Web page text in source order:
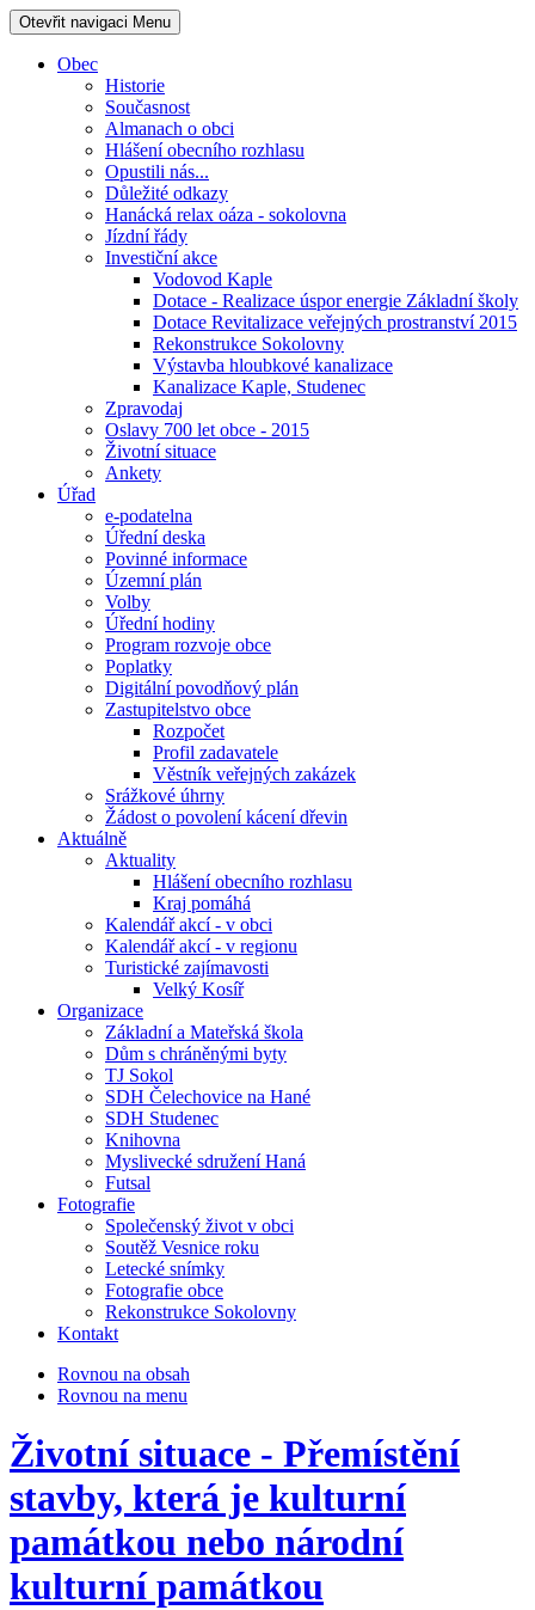
Otevřit navigaci Menu
Obec
Historie
Současnost
Almanach o obci
Hlášení obecního rozhlasu
Opustili nás...
Důležité odkazy
Hanácká relax oáza - sokolovna
Jízdní řády
Investiční akce
Vodovod Kaple
Dotace - Realizace úspor energie Základní školy
Dotace Revitalizace veřejných prostranství 2015
Rekonstrukce Sokolovny
Výstavba hloubkové kanalizace
Kanalizace Kaple, Studenec
Zpravodaj
Oslavy 700 let obce - 2015
Životní situace
Ankety
Úřad
e-podatelna
Úřední deska
Povinné informace
Územní plán
Volby
Úřední hodiny
Program rozvoje obce
Poplatky
Digitální povodňový plán
Zastupitelstvo obce
Rozpočet
Profil zadavatele
Věstník veřejných zakázek
Srážkové úhrny
Žádost o povolení kácení dřevin
Aktuálně
Aktuality
Hlášení obecního rozhlasu
Kraj pomáhá
Kalendář akcí - v obci
Kalendář akcí - v regionu
Turistické zajímavosti
Velký Kosíř
Organizace
Základní a Mateřská škola
Dům s chráněnými byty
TJ Sokol
SDH Čelechovice na Hané
SDH Studenec
Knihovna
Myslivecké sdružení Haná
Futsal
Fotografie
Společenský život v obci
Soutěž Vesnice roku
Letecké snímky
Fotografie obce
Rekonstrukce Sokolovny
Kontakt
Rovnou na obsah
Rovnou na menu
Životní situace - Přemístění
stavby, která je kulturní
památkou nebo národní
kulturní památkou